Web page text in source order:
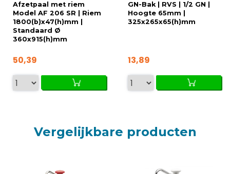
Afzetpaal met riem
Model AF 206 SR | Riem
1800(b)x47(h)mm |
Standaard Ø
360x915(h)mm
50,39
GN-Bak | RVS | 1/2 GN |
Hoogte 65mm |
325x265x65(h)mm
13,89
Vergelijkbare producten